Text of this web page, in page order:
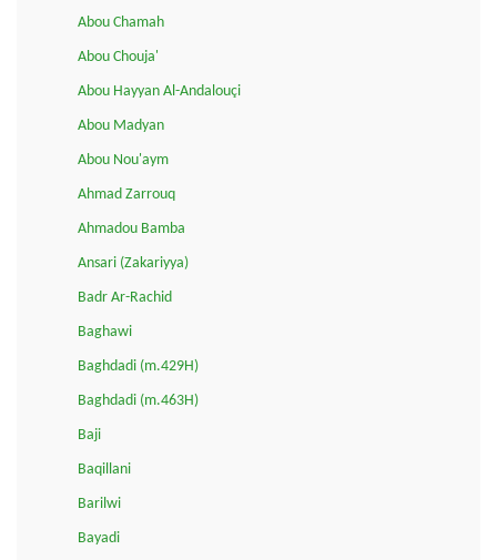
Abou Chamah
Abou Chouja'
Abou Hayyan Al-Andalouçi
Abou Madyan
Abou Nou'aym
Ahmad Zarrouq
Ahmadou Bamba
Ansari (Zakariyya)
Badr Ar-Rachid
Baghawi
Baghdadi (m.429H)
Baghdadi (m.463H)
Baji
Baqillani
Barilwi
Bayadi